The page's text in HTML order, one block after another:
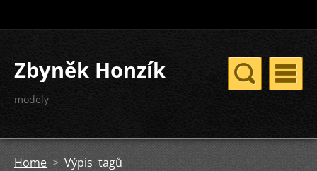
Zbyněk Honzík
modely
Home > Výpis tagů